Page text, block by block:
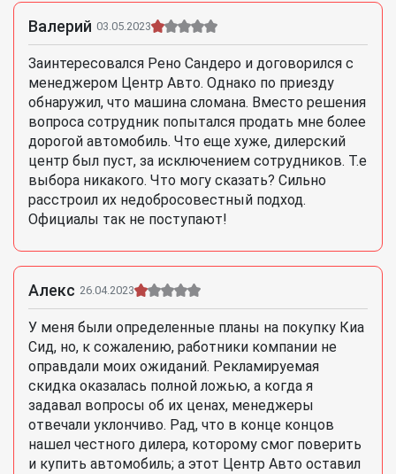
Валерий 03.05.2023
Заинтересовался Рено Сандеро и договорился с
менеджером Центр Авто. Однако по приезду
обнаружил, что машина сломана. Вместо решения
вопроса сотрудник попытался продать мне более
дорогой автомобиль. Что еще хуже, дилерский
центр был пуст, за исключением сотрудников. Т.е
выбора никакого. Что могу сказать? Сильно
расстроил их недобросовестный подход.
Официалы так не поступают!
Алекс 26.04.2023
У меня были определенные планы на покупку Киа
Сид, но, к сожалению, работники компании не
оправдали моих ожиданий. Рекламируемая
скидка оказалась полной ложью, а когда я
задавал вопросы об их ценах, менеджеры
отвечали уклончиво. Рад, что в конце концов
нашел честного дилера, которому смог поверить
и купить автомобиль; а этот Центр Авто оставил